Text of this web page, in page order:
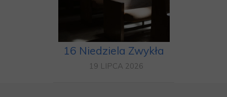
16 Niedziela Zwykła
19 LIPCA 2026